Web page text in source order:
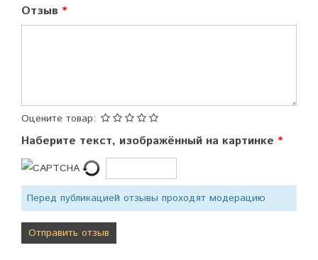
Отзыв
Оцените товар:
Наберите текст, изображённый на картинке
Перед публикацией отзывы проходят модерацию